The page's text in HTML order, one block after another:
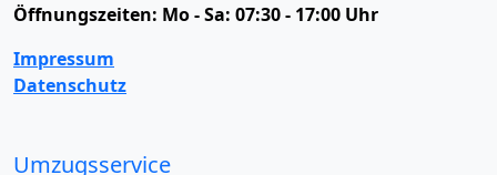
Öffnungszeiten: Mo - Sa: 07:30 - 17:00 Uhr
Impressum
Datenschutz
Umzugsservice